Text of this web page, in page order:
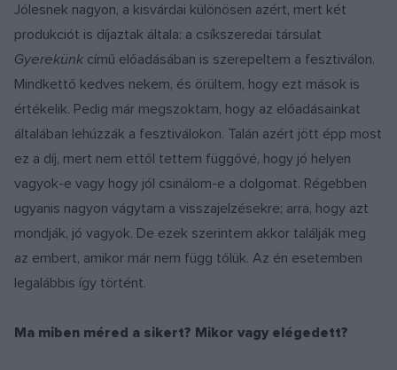
Jólesnek nagyon, a kisvárdai különösen azért, mert két
produkciót is díjaztak általa: a csíkszeredai társulat
Gyerekünk című előadásában is szerepeltem a fesztiválon.
Mindkettő kedves nekem, és örültem, hogy ezt mások is
értékelik. Pedig már megszoktam, hogy az előadásainkat
általában lehúzzák a fesztiválokon. Talán azért jött épp most
ez a díj, mert nem ettől tettem függővé, hogy jó helyen
vagyok-e vagy hogy jól csinálom-e a dolgomat. Régebben
ugyanis nagyon vágytam a visszajelzésekre; arra, hogy azt
mondják, jó vagyok. De ezek szerintem akkor találják meg
az embert, amikor már nem függ tőlük. Az én esetemben
legalábbis így történt.
Ma miben méred a sikert? Mikor vagy elégedett?